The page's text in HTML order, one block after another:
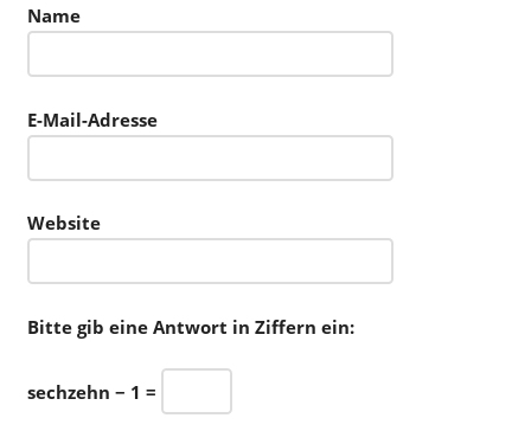
Name
E-Mail-Adresse
Website
Bitte gib eine Antwort in Ziffern ein:
sechzehn − 1 =